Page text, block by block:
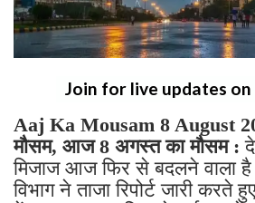
Join for live updates on
Aaj Ka Mousam 8 August
मौसम, आज 8 अगस्त का मौसम :
मिजाज आज फिर से बदलने वाला
विभाग ने ताजा रिपोर्ट जारी करते